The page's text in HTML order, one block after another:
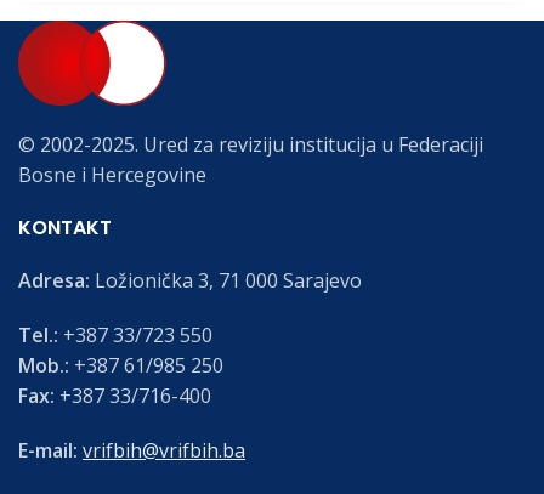
© 2002-2025. Ured za reviziju institucija u Federaciji
Bosne i Hercegovine
KONTAKT
Adresa: Ložionička 3, 71 000 Sarajevo
Tel.: +387 33/723 550
Mob.: +387 61/985 250
Fax: +387 33/716-400
E-mail: vrifbih@vrifbih.ba